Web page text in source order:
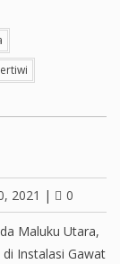
2021 | 0
Maluku Utara,
Instalasi Gawat